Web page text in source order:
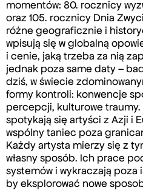
momentów: 80. rocznicy
oraz 105. rocznicy Dnia
różne geograficznie i
wpisują się w globalną
i cenie, jaką trzeba za nią
jednak poza same daty –
dziś, w świecie
formy kontroli: konwencje
percepcji, kulturowe
spotykają się artyści z Azji i
wspólny taniec poza
Każdy artysta mierzy się z
własny sposób. Ich prace
systemów i wykraczają poza
by eksplorować nowe